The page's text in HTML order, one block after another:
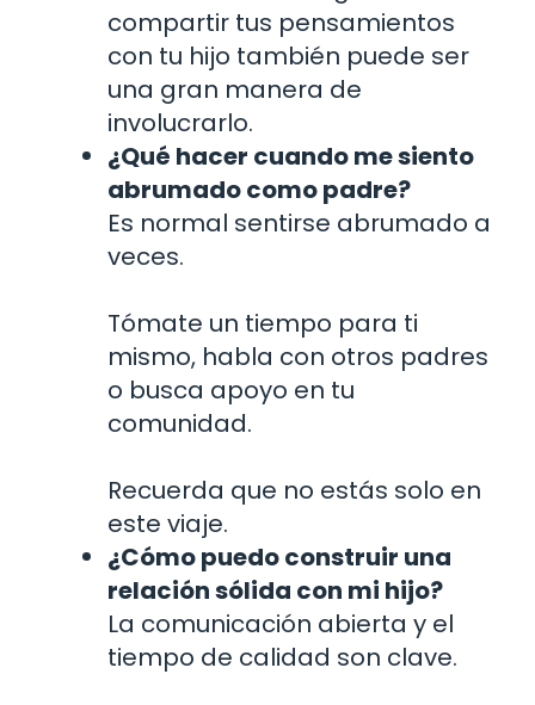
compartir tus pensamientos
con tu hijo también puede ser
una gran manera de
involucrarlo.
¿Qué hacer cuando me siento
abrumado como padre?
Es normal sentirse abrumado a
veces.
Tómate un tiempo para ti
mismo, habla con otros padres
o busca apoyo en tu
comunidad.
Recuerda que no estás solo en
este viaje.
¿Cómo puedo construir una
relación sólida con mi hijo?
La comunicación abierta y el
tiempo de calidad son clave.